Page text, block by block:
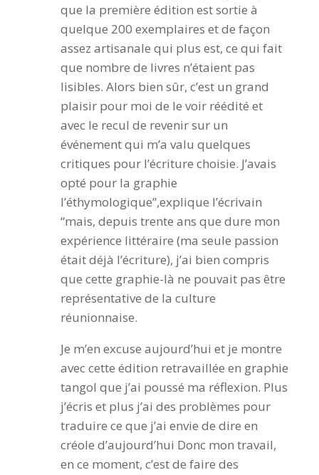
que la première édition est sortie à
quelque 200 exemplaires et de façon
assez artisanale qui plus est, ce qui fait
que nombre de livres n’étaient pas
lisibles. Alors bien sûr, c’est un grand
plaisir pour moi de le voir réédité et
avec le recul de revenir sur un
événement qui m’a valu quelques
critiques pour l’écriture choisie. J’avais
opté pour la graphie
l’éthymologique”,explique l’écrivain
“mais, depuis trente ans que dure mon
expérience littéraire (ma seule passion
était déjà l’écriture), j’ai bien compris
que cette graphie-là ne pouvait pas être
représentative de la culture
réunionnaise.
Je m’en excuse aujourd’hui et je montre
avec cette édition retravaillée en graphie
tangol que j’ai poussé ma réflexion. Plus
j’écris et plus j’ai des problèmes pour
traduire ce que j’ai envie de dire en
créole d’aujourd’hui Donc mon travail,
en ce moment, c’est de faire des